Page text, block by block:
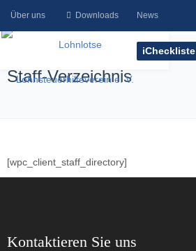
iCheckliste
Über uns Downloads News
Staff-Verzeichnis
[wpc_client_staff_directory]
Kontaktieren Sie uns